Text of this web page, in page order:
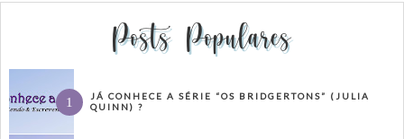
Posts Populares
JÁ CONHECE A SÉRIE “OS BRIDGERTONS” (JULIA
QUINN) ?